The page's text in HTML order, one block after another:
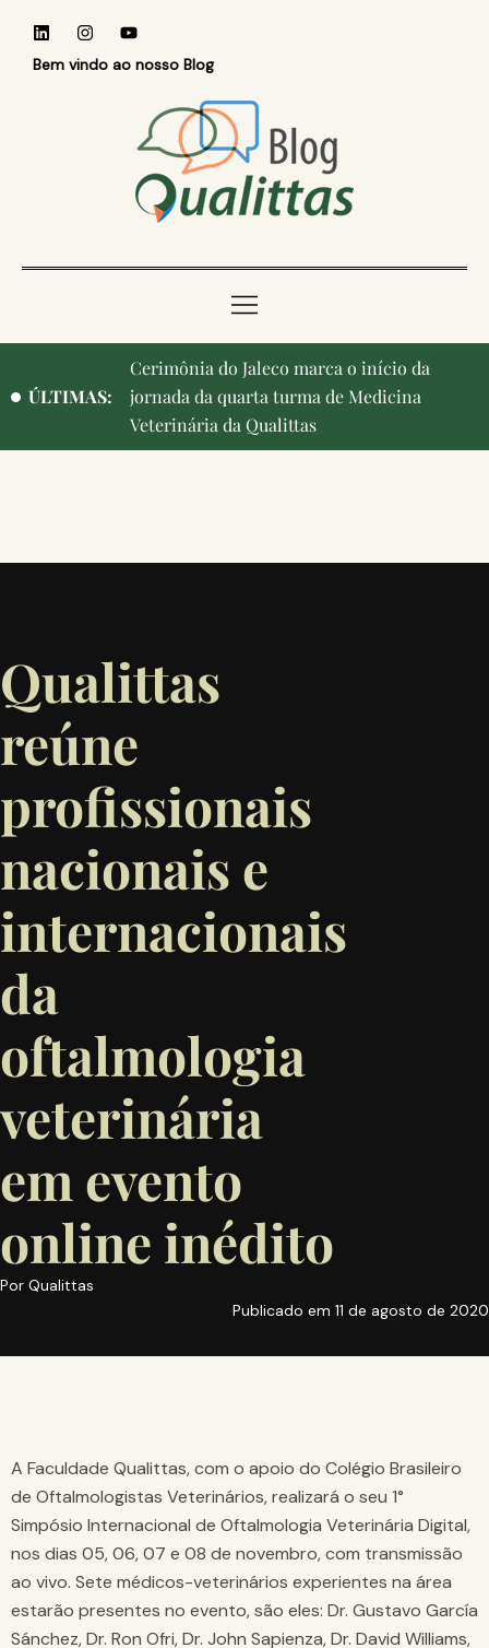
Bem vindo ao nosso Blog
ÚLTIMAS:
Qualittas, Portas Abertas! e aniversário de
Campinas, cidade onde nasceu a instituição,
ganham destaque na imprensa
Qualittas
reúne
profissionais
nacionais e
internacionais
da
oftalmologia
veterinária
em evento
online inédito
Por Qualittas
Publicado em 11 de agosto de 2020
A Faculdade Qualittas, com o apoio do Colégio Brasileiro
de Oftalmologistas Veterinários, realizará o seu 1°
Simpósio Internacional de Oftalmologia Veterinária Digital,
nos dias 05, 06, 07 e 08 de novembro, com transmissão
ao vivo. Sete médicos-veterinários experientes na área
estarão presentes no evento, são eles: Dr. Gustavo García
Sánchez, Dr. Ron Ofri, Dr. John Sapienza, Dr. David Williams,